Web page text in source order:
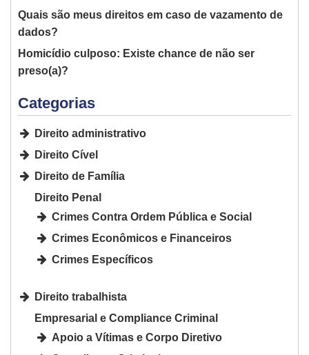
Quais são meus direitos em caso de vazamento de
dados?
Homicídio culposo: Existe chance de não ser
preso(a)?
Categorias
Direito administrativo
Direito Cível
Direito de Família
Direito Penal
Crimes Contra Ordem Pública e Social
Crimes Econômicos e Financeiros
Crimes Específicos
Direito trabalhista
Empresarial e Compliance Criminal
Apoio a Vítimas e Corpo Diretivo